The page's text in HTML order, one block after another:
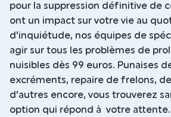
pour la suppression définitive de
ont un impact sur votre vie au
d'inquiétude, nos équipes de
agir sur tous les problèmes de
nuisibles dès 99 euros. Punaises
excréments, repaire de frelons,
d'autres encore, vous trouverez
option qui répond à votre